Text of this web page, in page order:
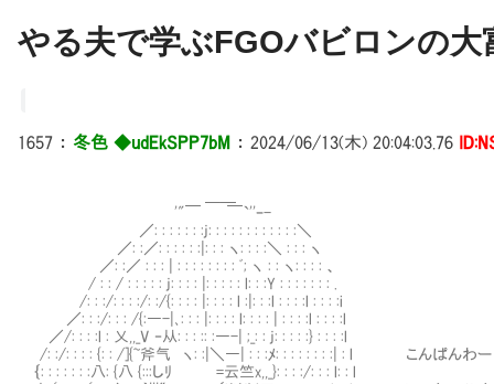
やる夫で学ぶFGOバビロンの大
1657 ： 冬色 ◆udEkSPP7bM ： 2024/06/13(木) 20:04:03.76
'"￣ ￣`''ｰ-
／: : : : : : :j: : : : : : : : : : : :＼
／: :／: : : : : :|: : : ヽ: : : :＼ : : : ヽ
／: :／ : : : | : : : : : : : : ﾞ; ヽ : : ヽ: : : : 、
/ : : / : : : : : j: : : : |: : : : : l: : :Y : : : : : : : .
/: : :/: : : :/: :/{: : : : |: : : : l :|: : :l : : : :l : : : :i
／: : :/: : : /{:―-|､: : : |: : : : l: : : : | : : : :l : : : :l
／/: : : :l : 乂,,_V ‐从: : : :: :―-| ;_: : j: : : : :} : : : :l
/: :/: : : : {: : /]{~斧气 ヽ: :|＼―| : : :ﾒ: : : : : : : :| : l こんぱんわー
｛: : : : : : :八: {八 {:::しﾘ =云竺x,,_}: : : :/: : : l: : l